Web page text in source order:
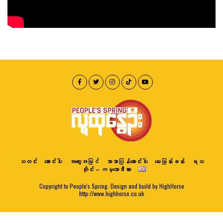
သတင်း ဆောင်းပါး အတွေးအမြင် ဘာသာပြန်ဆောင်းပါး မေးမြန်းခန်း
ရသ
ထိုင်း – ကမ္ဘောဒီးယား
Copyright to People's Spring. Design and build by HighHorse
http://www.highhorse.co.uk